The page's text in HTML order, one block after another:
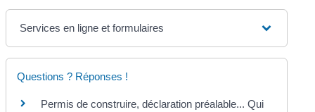
Services en ligne et formulaires
Questions ? Réponses !
Permis de construire, déclaration préalable... Qui